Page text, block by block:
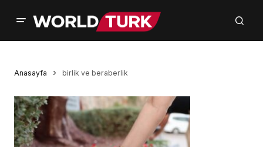
Anasayfa birlik ve beraberlik